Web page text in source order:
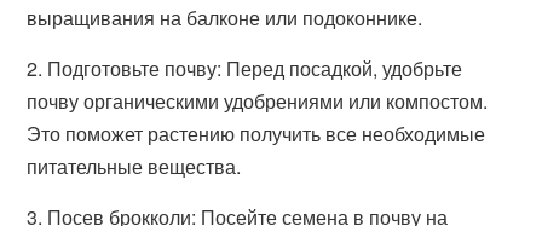
выращивания на балконе или подоконнике.
2. Подготовьте почву: Перед посадкой, удобрьте
почву органическими удобрениями или компостом.
Это поможет растению получить все необходимые
питательные вещества.
3. Посев брокколи: Посейте семена в почву на